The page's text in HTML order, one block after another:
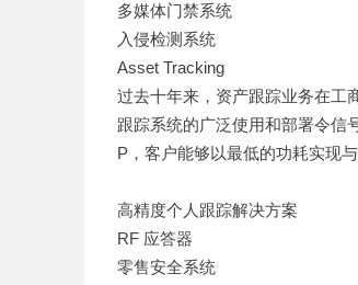
多媒体门禁系统
入侵检测系统
Asset Tracking
过去十年来，资产跟踪业务在工
跟踪系统的广泛使用和部署令信
P，客户能够以最低的功耗实现
高精度个人跟踪解决方案
RF 应答器
零售安全系统